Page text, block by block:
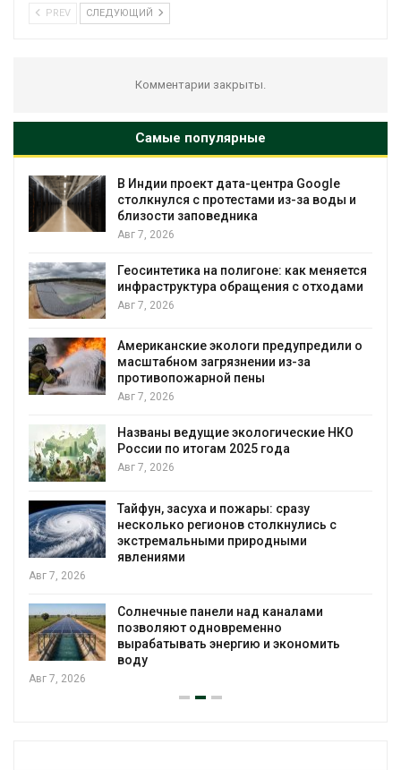
PREV СЛЕДУЮЩИЙ
Комментарии закрыты.
Самые популярные
В Индии проект дата-центра Google
столкнулся с протестами из-за воды и
близости заповедника
Авг 7, 2026
Геосинтетика на полигоне: как меняется
инфраструктура обращения с отходами
Авг 7, 2026
Американские экологи предупредили о
масштабном загрязнении из-за
противопожарной пены
Авг 7, 2026
Названы ведущие экологические НКО
России по итогам 2025 года
Авг 7, 2026
Тайфун, засуха и пожары: сразу
несколько регионов столкнулись с
экстремальными природными
явлениями
Авг 7, 2026
Солнечные панели над каналами
позволяют одновременно
вырабатывать энергию и экономить
воду
Авг 7, 2026